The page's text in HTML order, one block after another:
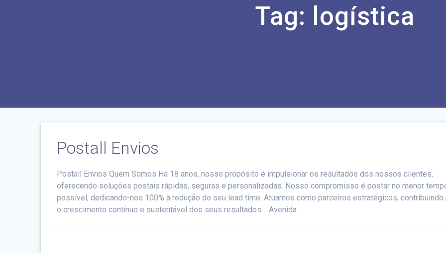
Tag: logística
Postall Envios
Postall Envios Quem Somos Há 18 anos, nosso propósito é impulsionar os resultados dos nossos clientes,
oferecendo soluções postais rápidas, seguras e personalizadas. Nosso compromisso é postar no menor
possível, dedicando-nos 100% à redução do seu lead time. Atuamos como parceiros estratégicos, contribuindo
o crescimento contínuo e sustentável dos seus resultados. Avenida …